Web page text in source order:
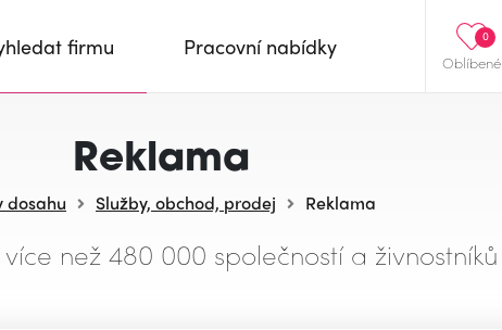
Oblíbené
0
firmu Pracovní nabídky
Reklama
dosahu Služby, obchod, prodej Reklama
než 480 000 společností a živnostníků